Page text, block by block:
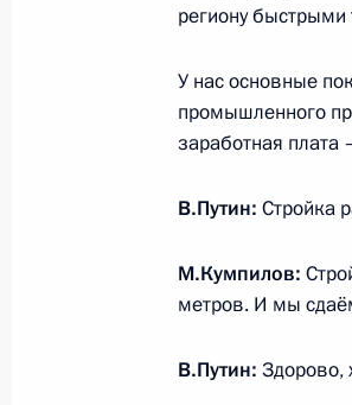
Российско-
22 января 2026 года,
Совещание с
региону
У нас основные
промышленного
заработная
В.Путин: Стройка
М.Кумпилов:
метров. И мы
В.Путин: Здорово,